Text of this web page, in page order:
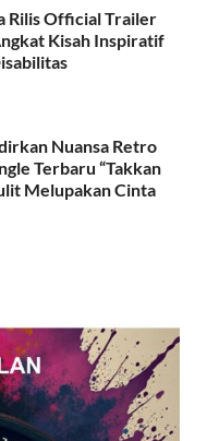
Rilis Official Trailer
Kisah Inspiratif
Nuansa Retro
Terbaru “Takkan
Melupakan Cinta